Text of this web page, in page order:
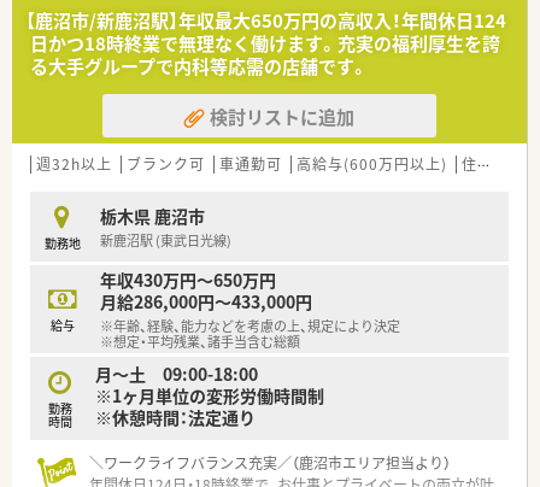
【鹿沼市/新鹿沼駅】年収最大650万円の高収入！年間休日124
日かつ18時終業で無理なく働けます。充実の福利厚生を誇
る大手グループで内科等応需の店舗です。
検討リストに追加
週32h以上 ブランク可 車通勤可 高給与(600万円以上) 住宅補助(手当)あり
勤務地
栃木県 鹿沼市
新鹿沼駅 (東武日光線)
給与
年収430万円～650万円
月給286,000円～433,000円
※年齢、経験、能力などを考慮の上、規定により決定
※想定・平均残業、諸手当含む総額
勤務
時間
月～土 09:00-18:00
※1ヶ月単位の変形労働時間制
※休憩時間：法定通り
＼ワークライフバランス充実／（鹿沼市エリア担当より）